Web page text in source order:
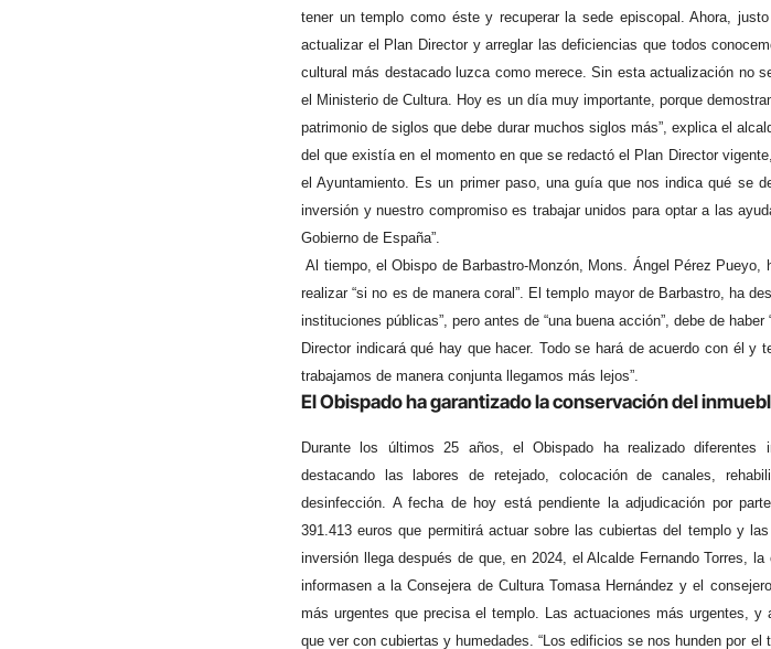
tener un templo como éste y recuperar la sede episcopal. Ahora,
actualizar el Plan Director y arreglar las deficiencias que todos
cultural más destacado luzca como merece. Sin esta actualización no
el Ministerio de Cultura. Hoy es un día muy importante, porque
patrimonio de siglos que debe durar muchos siglos más”, explica el
del que existía en el momento en que se redactó el Plan Director
el Ayuntamiento. Es un primer paso, una guía que nos indica qué se
inversión y nuestro compromiso es trabajar unidos para optar a las
Gobierno de España”.
Al tiempo, el Obispo de Barbastro-Monzón, Mons. Ángel Pérez
realizar “si no es de manera coral”. El templo mayor de Barbastro, ha
instituciones públicas”, pero antes de “una buena acción”, debe de
Director indicará qué hay que hacer. Todo se hará de acuerdo con él y
trabajamos de manera conjunta llegamos más lejos”.
El Obispado ha garantizado la conservación del
Durante los últimos 25 años, el Obispado ha realizado diferentes
destacando las labores de retejado, colocación de canales,
desinfección. A fecha de hoy está pendiente la adjudicación por
391.413 euros que permitirá actuar sobre las cubiertas del templo y
inversión llega después de que, en 2024, el Alcalde Fernando Torres,
informasen a la Consejera de Cultura Tomasa Hernández y el
más urgentes que precisa el templo. Las actuaciones más urgentes,
que ver con cubiertas y humedades. “Los edificios se nos hunden por